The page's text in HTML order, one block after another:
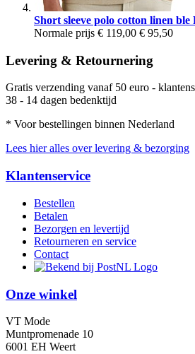
Short sleeve polo cotton linen ble
Normale prijs € 119,00 € 95,50
Levering & Retournering
Gratis verzending vanaf 50 euro -
38 - 14 dagen bedenktijd
* Voor bestellingen binnen Nederland
Lees hier alles over levering & bezorging
Klantenservice
Bestellen
Betalen
Bezorgen en levertijd
Retourneren en service
Contact
Onze winkel
VT Mode
Muntpromenade 10
6001 EH Weert